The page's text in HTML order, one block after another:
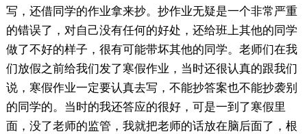
写，还借同学的作业拿来抄。抄作业无疑是一个非常严重
的错误了，对自己没有任何的好处，还给班上其他的同学
做了不好的样子，很有可能带坏其他的同学。老师们在我
们放假之前给我们发了寒假作业，当时还很认真的跟我们
说，寒假作业一定要认真去写，不能抄答案也不能抄袭别
的同学的。当时的我还答应的很好，可是一到了寒假里
面，没了老师的监管，我就把老师的话放在脑后面了，根